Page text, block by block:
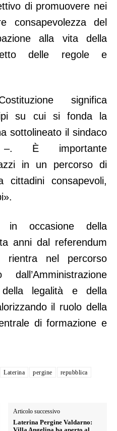
di promuovere nei
consapevolezza del
alla vita della
delle regole e
significa
su cui si fonda la
sottolineato il sindaco
–. È importante
in un percorso di
consapevoli,
in occasione della
anni dal referendum
nel percorso
legalità e della
il ruolo della
di formazione e
Laterina pergine
repubblica
Articolo successivo
Laterina Pergine Valdarno: